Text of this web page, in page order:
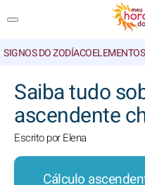
SIGNOS DO ZODÍACO
Saiba tudo
ascendente
Escrito por Elena
Cálculo